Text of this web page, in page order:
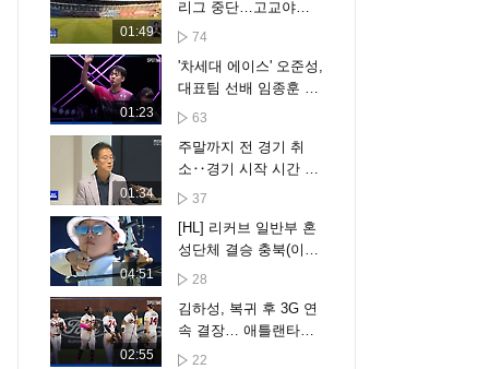
01:49
리그 중단…고교야구·
골프도 곤혹
74
01:23
'차세대 에이스' 오준성,
대표팀 선배 임종훈 꺾
고 8강 진출 [스포타임
63
01:34
주말까지 전 경기 취
소‥경기 시작 시간 7
시로
37
04:51
[HL] 리커브 일반부 혼
성단체 결승 충북(이한
샘, 박수빈) vs 광주(이
28
02:55
김하성, 복귀 후 3G 연
속 결장… 애틀랜타는
파죽의 8연승 [스포타
22